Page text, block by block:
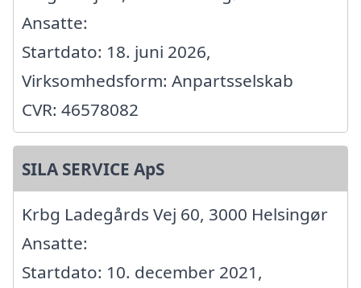
Ansatte:
Startdato: 18. juni 2026,
Virksomhedsform: Anpartsselskab
CVR: 46578082
SILA SERVICE ApS
Krbg Ladegårds Vej 60, 3000 Helsingør
Ansatte:
Startdato: 10. december 2021,